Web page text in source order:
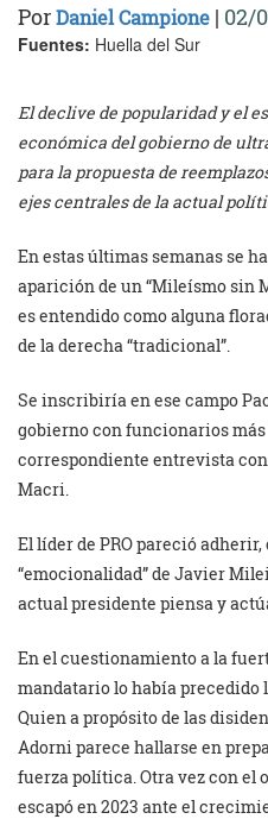
PorDaniel Campione | 02/
Fuentes: Huella del Sur
El declive de popularidad y el
económica del gobierno de
para la propuesta de
ejes centrales de la actual
En estas últimas semanas se
aparición de un “Mileísmo sin
es entendido como alguna
de la derecha “tradicional”.
Se inscribiría en ese campo
gobierno con funcionarios más
correspondiente entrevista
Macri.
El líder de PRO pareció
“emocionalidad” de Javier
actual presidente piensa y
En el cuestionamiento a la
mandatario lo había
Quien a propósito de las
Adorni parece hallarse en
fuerza política. Otra vez con el
escapó en 2023 ante el